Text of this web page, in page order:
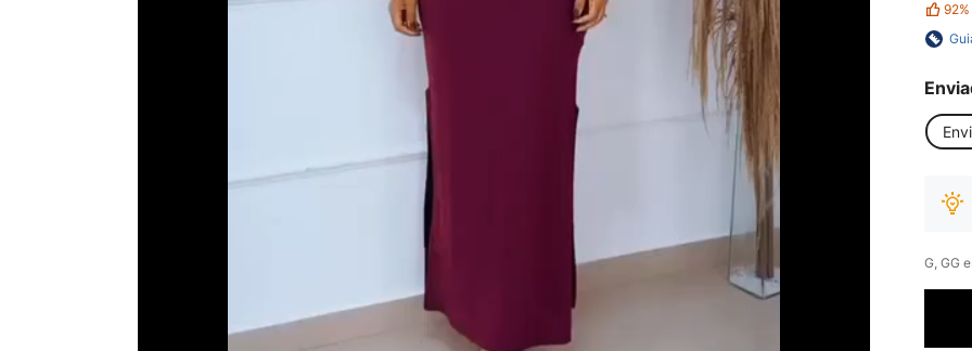
92%
G, GG